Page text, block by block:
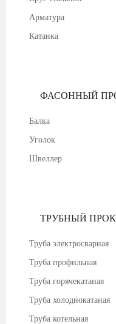
Арматура
Катанка
ФАСОННЫЙ
Балка
Уголок
Швеллер
ТРУБНЫЙ
Труба электросварная
Труба профильная
Труба горячекатаная
Труба холоднокатаная
Труба котельная